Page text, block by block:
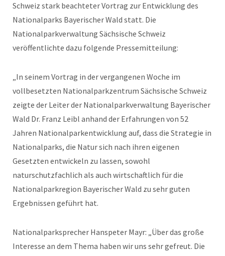
Schweiz stark beachteter Vortrag zur Entwicklung des
Nationalparks Bayerischer Wald statt. Die
Nationalparkverwaltung Sächsische Schweiz
veröffentlichte dazu folgende Pressemitteilung:
„In seinem Vortrag in der vergangenen Woche im
vollbesetzten Nationalparkzentrum Sächsische Schweiz
zeigte der Leiter der Nationalparkverwaltung Bayerischer
Wald Dr. Franz Leibl anhand der Erfahrungen von 52
Jahren Nationalparkentwicklung auf, dass die Strategie in
Nationalparks, die Natur sich nach ihren eigenen
Gesetzten entwickeln zu lassen, sowohl
naturschutzfachlich als auch wirtschaftlich für die
Nationalparkregion Bayerischer Wald zu sehr guten
Ergebnissen geführt hat.
Nationalparksprecher Hanspeter Mayr: „Über das große
Interesse an dem Thema haben wir uns sehr gefreut. Die